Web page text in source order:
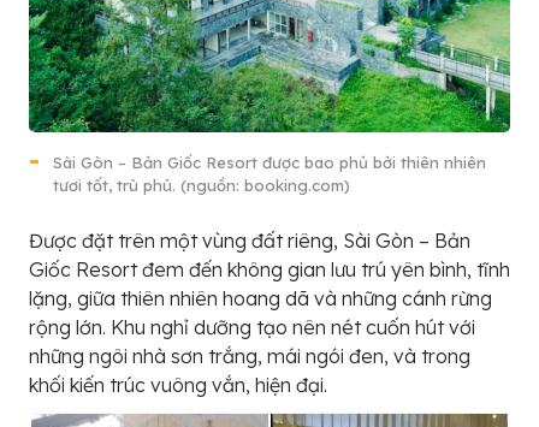
Sài Gòn – Bản Giốc Resort được bao phủ bởi thiên nhiên
tươi tốt, trù phú. (nguồn: booking.com)
Được đặt trên một vùng đất riêng, Sài Gòn – Bản
Giốc Resort đem đến không gian lưu trú yên bình, tĩnh
lặng, giữa thiên nhiên hoang dã và những cánh rừng
rộng lớn. Khu nghỉ dưỡng tạo nên nét cuốn hút với
những ngôi nhà sơn trắng, mái ngói đen, và trong
khối kiến trúc vuông vắn, hiện đại.